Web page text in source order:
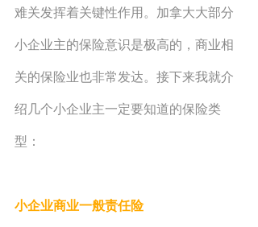
难关发挥着关键性作用。加拿大大部分
小企业主的保险意识是极高的，商业相
关的保险业也非常发达。接下来我就介
绍几个小企业主一定要知道的保险类
型：
小企业商业一般责任险